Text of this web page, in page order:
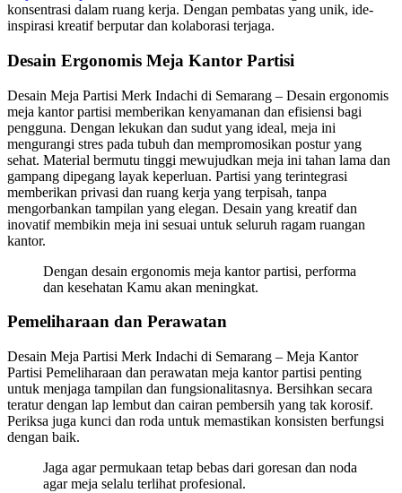
konsentrasi dalam ruang kerja. Dengan pembatas yang unik, ide-
inspirasi kreatif berputar dan kolaborasi terjaga.
Desain Ergonomis Meja Kantor Partisi
Desain Meja Partisi Merk Indachi di Semarang – Desain ergonomis
meja kantor partisi memberikan kenyamanan dan efisiensi bagi
pengguna. Dengan lekukan dan sudut yang ideal, meja ini
mengurangi stres pada tubuh dan mempromosikan postur yang
sehat. Material bermutu tinggi mewujudkan meja ini tahan lama dan
gampang dipegang layak keperluan. Partisi yang terintegrasi
memberikan privasi dan ruang kerja yang terpisah, tanpa
mengorbankan tampilan yang elegan. Desain yang kreatif dan
inovatif membikin meja ini sesuai untuk seluruh ragam ruangan
kantor.
Dengan desain ergonomis meja kantor partisi, performa
dan kesehatan Kamu akan meningkat.
Pemeliharaan dan Perawatan
Desain Meja Partisi Merk Indachi di Semarang – Meja Kantor
Partisi Pemeliharaan dan perawatan meja kantor partisi penting
untuk menjaga tampilan dan fungsionalitasnya. Bersihkan secara
teratur dengan lap lembut dan cairan pembersih yang tak korosif.
Periksa juga kunci dan roda untuk memastikan konsisten berfungsi
dengan baik.
Jaga agar permukaan tetap bebas dari goresan dan noda
agar meja selalu terlihat profesional.